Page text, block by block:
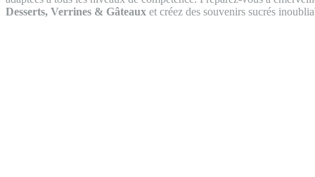
Desserts, Verrines & Gâteaux et créez des souvenirs sucrés